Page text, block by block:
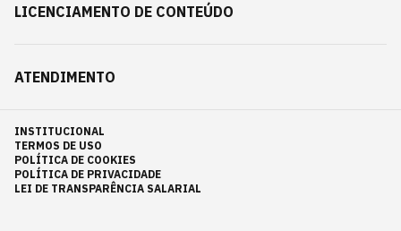
LICENCIAMENTO DE CONTEÚDO
ATENDIMENTO
INSTITUCIONAL
TERMOS DE USO
POLÍTICA DE COOKIES
POLÍTICA DE PRIVACIDADE
LEI DE TRANSPARÊNCIA SALARIAL